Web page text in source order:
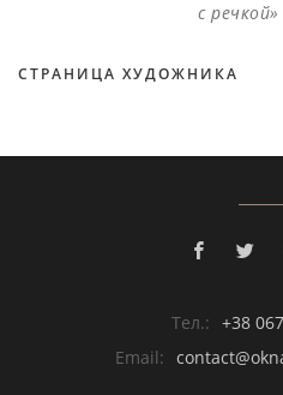
с
СТРАНИЦА ХУДОЖНИКА
Тел.: +38
Email: